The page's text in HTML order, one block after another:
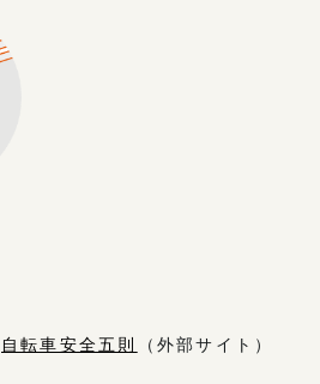
自転車安全五則
（外部サイト）